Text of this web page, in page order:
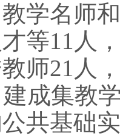
学名师
等11人
师21人
建成集教
共基础